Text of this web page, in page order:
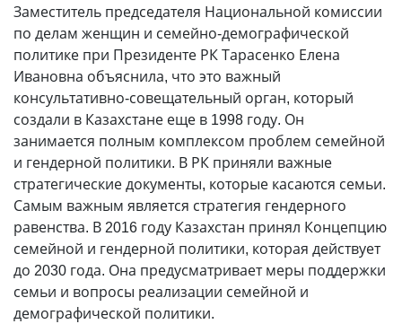
Заместитель председателя Национальной комиссии
по делам женщин и семейно-демографической
политике при Президенте РК Тарасенко Елена
Ивановна объяснила, что это важный
консультативно-совещательный орган, который
создали в Казахстане еще в 1998 году. Он
занимается полным комплексом проблем семейной
и гендерной политики. В РК приняли важные
стратегические документы, которые касаются семьи.
Самым важным является стратегия гендерного
равенства. В 2016 году Казахстан принял Концепцию
семейной и гендерной политики, которая действует
до 2030 года. Она предусматривает меры поддержки
семьи и вопросы реализации семейной и
демографической политики.